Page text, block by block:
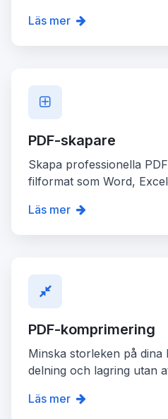
Läs mer
PDF-skapare
Skapa professionella
filformat som Word,
Läs mer
PDF-komprimering
Minska storleken på
delning och lagring utan
Läs mer